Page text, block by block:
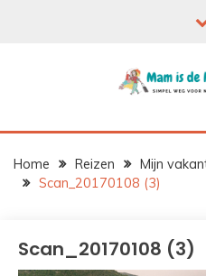
Home Reizen
Mijn
Scan_20170108 (3)
Scan_20170108 (3)